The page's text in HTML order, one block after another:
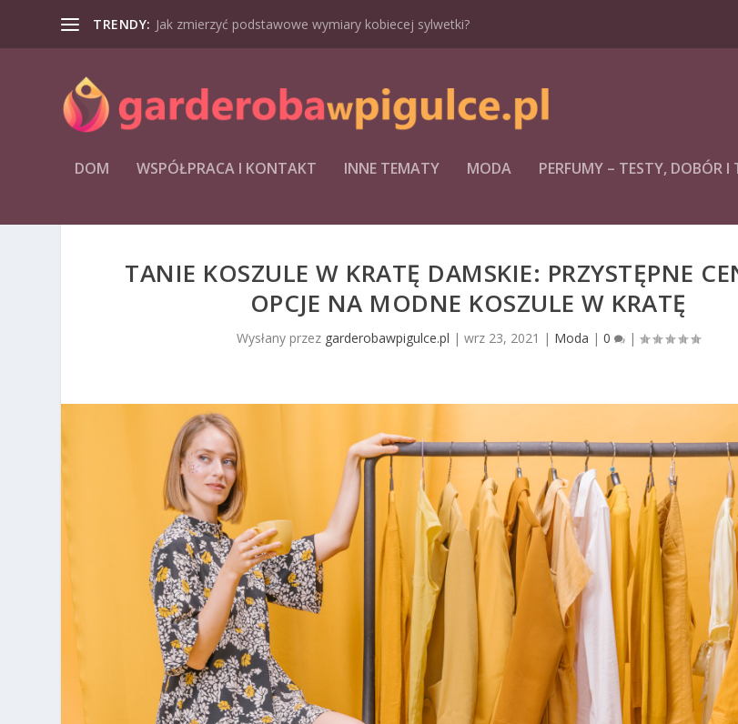
TRENDY: Jak zmierzyć podstawowe wymiary kobiecej sylwetki?
DOM WSPÓŁPRACA I KONTAKT INNE TEMATY MODA PERFUMY – TESTY, DOBÓR I
TANIE KOSZULE W KRATĘ DAMSKIE: PRZYSTĘPNE
OPCJE NA MODNE KOSZULE W KRATĘ
Wysłany przez garderobawpigulce.pl |wrz 23, 2021 | Moda |0 |